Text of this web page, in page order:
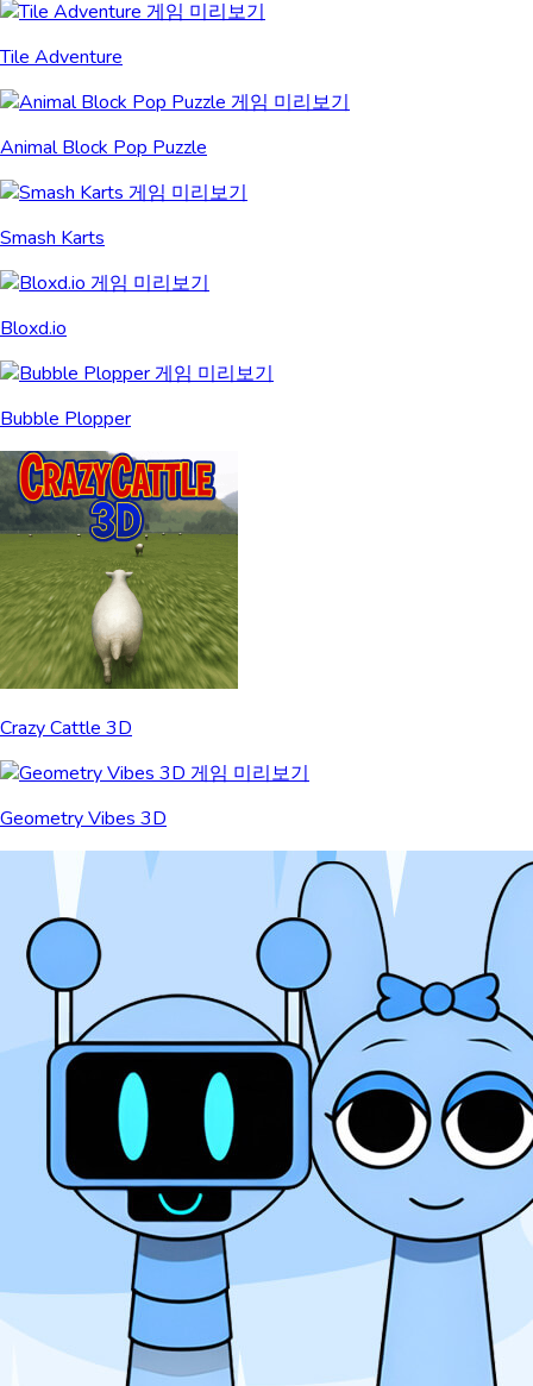
Tile Adventure
Animal Block Pop Puzzle
Smash Karts
Bloxd.io
Bubble Plopper
Crazy Cattle 3D
Geometry Vibes 3D